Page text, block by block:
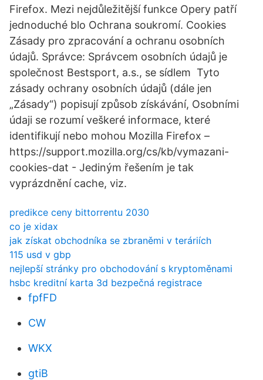
Firefox. Mezi nejdůležitější funkce Opery patří
jednoduché blo Ochrana soukromí. Cookies
Zásady pro zpracování a ochranu osobních
údajů. Správce: Správcem osobních údajů je
společnost Bestsport, a.s., se sídlem Tyto
zásady ochrany osobních údajů (dále jen
„Zásady“) popisují způsob získávání, Osobními
údaji se rozumí veškeré informace, které
identifikují nebo mohou Mozilla Firefox –
https://support.mozilla.org/cs/kb/vymazani-
cookies-dat - Jediným řešením je tak
vyprázdnění cache, viz.
predikce ceny bittorrentu 2030
co je xidax
jak získat obchodníka se zbraněmi v teráriích
115 usd v gbp
nejlepší stránky pro obchodování s kryptoměnami
hsbc kreditní karta 3d bezpečná registrace
fpfFD
CW
WKX
gtiB